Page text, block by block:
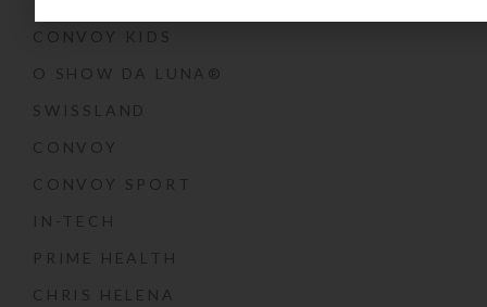
CONVOY KIDS
O SHOW DA LUNA®
SWISSLAND
CONVOY
CONVOY SPORT
IN-TECH
PRIME HEALTH
CHRIS HELENA